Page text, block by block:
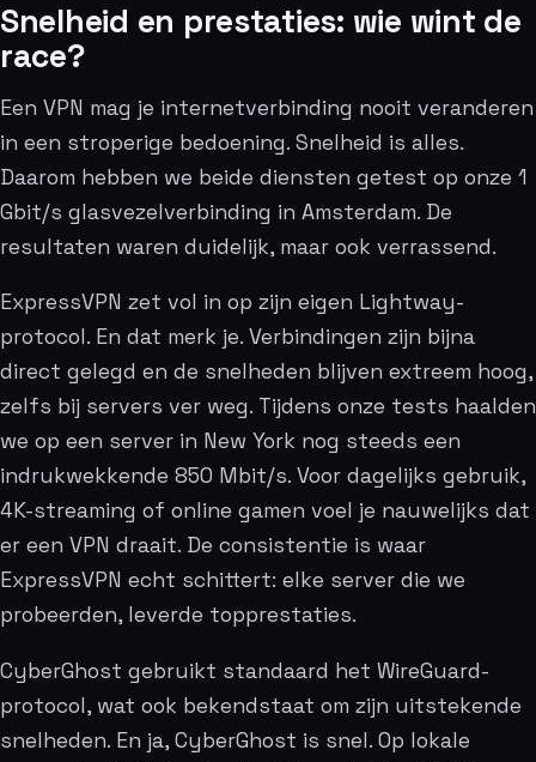
Snelheid en prestaties: wie wint de
race?
Een VPN mag je internetverbinding nooit veranderen
in een stroperige bedoening. Snelheid is alles.
Daarom hebben we beide diensten getest op onze 1
Gbit/s glasvezelverbinding in Amsterdam. De
resultaten waren duidelijk, maar ook verrassend.
ExpressVPN zet vol in op zijn eigen Lightway-
protocol. En dat merk je. Verbindingen zijn bijna
direct gelegd en de snelheden blijven extreem hoog,
zelfs bij servers ver weg. Tijdens onze tests haalden
we op een server in New York nog steeds een
indrukwekkende 850 Mbit/s. Voor dagelijks gebruik,
4K-streaming of online gamen voel je nauwelijks dat
er een VPN draait. De consistentie is waar
ExpressVPN echt schittert: elke server die we
probeerden, leverde topprestaties.
CyberGhost gebruikt standaard het WireGuard-
protocol, wat ook bekendstaat om zijn uitstekende
snelheden. En ja, CyberGhost is snel. Op lokale